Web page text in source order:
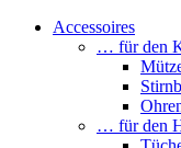
Accessoires
… für den
… für den